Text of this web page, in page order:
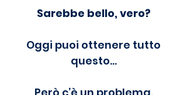
Sarebbe bello, vero?
Oggi puoi ottenere tutto
questo…